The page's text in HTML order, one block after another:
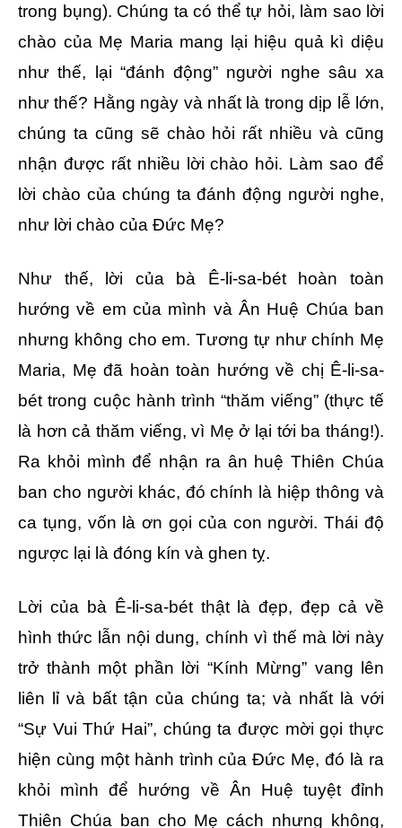
trong bụng). Chúng ta có thể tự hỏi, làm sao lời
chào của Mẹ Maria mang lại hiệu quả kì diệu
như thế, lại “đánh động” người nghe sâu xa
như thế? Hằng ngày và nhất là trong dịp lễ lớn,
chúng ta cũng sẽ chào hỏi rất nhiều và cũng
nhận được rất nhiều lời chào hỏi. Làm sao để
lời chào của chúng ta đánh động người nghe,
như lời chào của Đức Mẹ?
Như thế, lời của bà Ê-li-sa-bét hoàn toàn
hướng về em của mình và Ân Huệ Chúa ban
nhưng không cho em. Tương tự như chính Mẹ
Maria, Mẹ đã hoàn toàn hướng về chị Ê-li-sa-
bét trong cuộc hành trình “thăm viếng” (thực tế
là hơn cả thăm viếng, vì Mẹ ở lại tới ba tháng!).
Ra khỏi mình để nhận ra ân huệ Thiên Chúa
ban cho người khác, đó chính là hiệp thông và
ca tụng, vốn là ơn gọi của con người. Thái độ
ngược lại là đóng kín và ghen tỵ.
Lời của bà Ê-li-sa-bét thật là đẹp, đẹp cả về
hình thức lẫn nội dung, chính vì thế mà lời này
trở thành một phần lời “Kính Mừng” vang lên
liên lỉ và bất tận của chúng ta; và nhất là với
“Sự Vui Thứ Hai”, chúng ta được mời gọi thực
hiện cùng một hành trình của Đức Mẹ, đó là ra
khỏi mình để hướng về Ân Huệ tuyệt đỉnh
Thiên Chúa ban cho Mẹ cách nhưng không,